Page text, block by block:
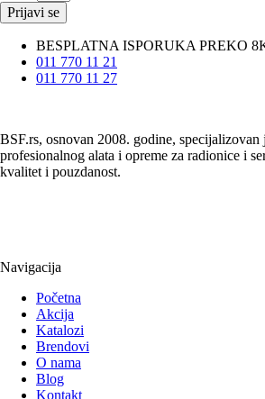
Prijavi se
BESPLATNA ISPORUKA PREKO
011 770 11 21
011 770 11 27
BSF.rs, osnovan 2008. godine, specijalizovan
profesionalnog alata i opreme za radionice i
kvalitet i pouzdanost.
Navigacija
Početna
Akcija
Katalozi
Brendovi
O nama
Blog
Kontakt